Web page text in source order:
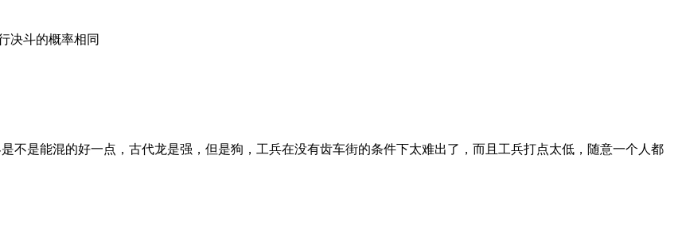
决斗的概率相同
不是能混的好一点，古代龙是强，但是狗，工兵在没有齿车街的条件下太难出了，而且工兵打点太低，随意一个人都